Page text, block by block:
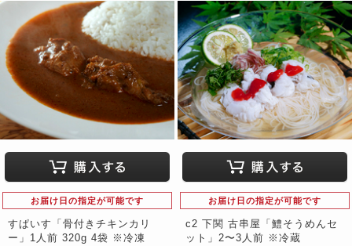
お届け日の指定が可能です
すぱいす「骨付きチキンカリ
ー」1人前 320g 4袋 ※冷凍
お届け日の指定が可能です
c2 下関 古串屋「鱧そうめんセ
ット」2〜3人前 ※冷蔵